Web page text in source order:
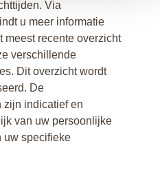
Via
u meer informatie
meest recente overzicht
verschillende
Dit overzicht wordt
De
zijn indicatief en
van uw persoonlijke
uw specifieke